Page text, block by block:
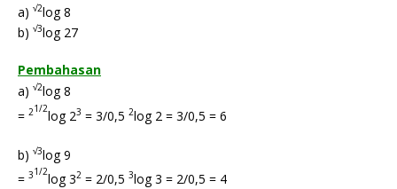
a) √2log 8
b) √3log 27
Pembahasan
a) √2log 8
= 21/2log 23 = 3/0,5 2log 2 = 3/0,5 = 6
b) √3log 9
= 31/2log 32 = 2/0,5 3log 3 = 2/0,5 = 4